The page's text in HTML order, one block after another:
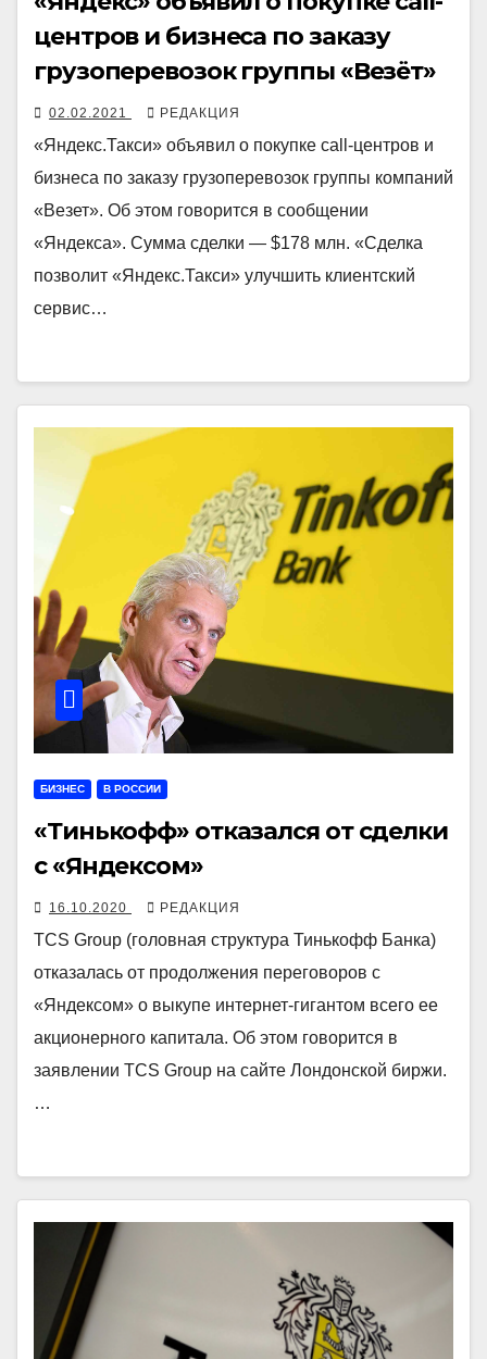
центров и бизнеса по заказу
грузоперевозок группы «Везёт»
02.02.2021 РЕДАКЦИЯ
«Яндекс.Такси» объявил о покупке call-центров и
бизнеса по заказу грузоперевозок группы компаний
«Везет». Об этом говорится в сообщении
«Яндекса». Сумма сделки — $178 млн. «Сделка
позволит «Яндекс.Такси» улучшить клиентский
сервис…
БИЗНЕС В РОССИИ
«Тинькофф» отказался от сделки
с «Яндексом»
16.10.2020 РЕДАКЦИЯ
TCS Group (головная структура Тинькофф Банка)
отказалась от продолжения переговоров с
«Яндексом» о выкупе интернет-гигантом всего ее
акционерного капитала. Об этом говорится в
заявлении TCS Group на сайте Лондонской биржи.
…